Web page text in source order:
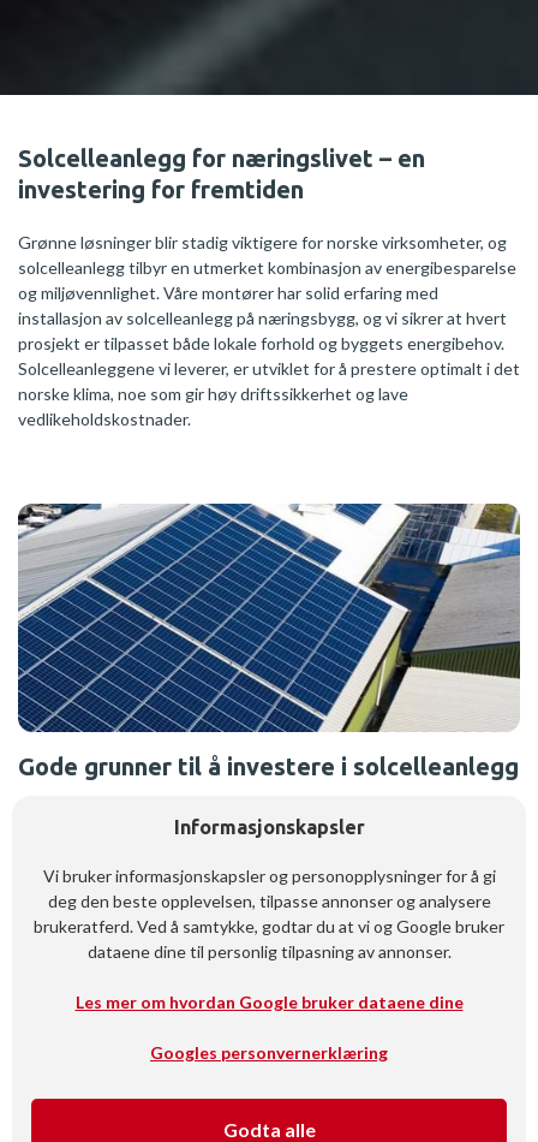
Informasjonskapsler
Vi bruker informasjonskapsler og personopplysninger for å gi
deg den beste opplevelsen, tilpasse annonser og analysere
brukeratferd. Ved å samtykke, godtar du at vi og Google bruker
dataene dine til personlig tilpasning av annonser.
Les mer om hvordan Google bruker dataene dine
Googles personvernerklæring
Godta alle
Solcelleanlegg for næringslivet – en
investering for fremtiden
Grønne løsninger blir stadig viktigere for norske virksomheter, og
solcelleanlegg tilbyr en utmerket kombinasjon av energibesparelse
og miljøvennlighet. Våre montører har solid erfaring med
installasjon av solcelleanlegg på næringsbygg, og vi sikrer at hvert
prosjekt er tilpasset både lokale forhold og byggets energibehov.
Solcelleanleggene vi leverer, er utviklet for å prestere optimalt i det
norske klima, noe som gir høy driftssikkerhet og lave
vedlikeholdskostnader.
Gode grunner til å investere i solcelleanlegg
Det er mange gode grunner til at solcelleanlegg har blitt en
attraktiv løsning for næringsbygg:
Bedre energimerking og grønn profil:
Solcelleanlegg
forbedrer byggets energimerking og gir bedriften en
sterkere bærekraftsprofil.
strømstøtte på samme måte som boliger, så egen
Økt eiendomsverdi:
Installasjon av solcelleanlegg kan øke
Snøsmelting:Solceller kan bidra til å smelte snø på taket,
noe som reduserer vedlikeholdsbehovet.